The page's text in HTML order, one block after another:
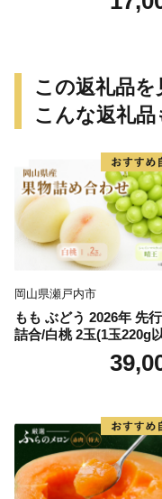
この返礼品を
こんな返礼
岡山県瀬戸内市
もも ぶどう 2026年 先
詰合/白桃 2玉(1玉220g
上)・シャインマスカッ